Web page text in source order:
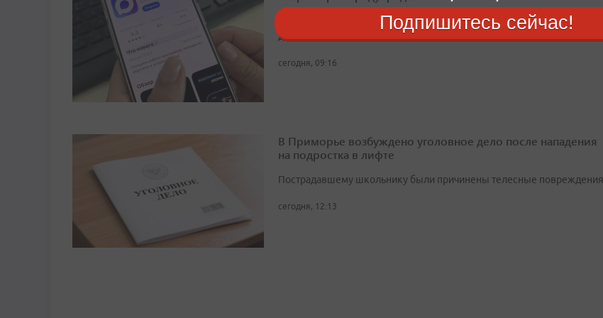
На сегодняшний день в Приморье создано 9 146 официальных
домовых чатов, которые объединили почти 160 тысяч жильцов
сегодня, 09:16
В Приморье возбуждено уголовное дело после нападения
на подростка в лифте
Пострадавшему школьнику были причинены телесные повреждения
сегодня, 12:13
Подпишитесь сейчас!